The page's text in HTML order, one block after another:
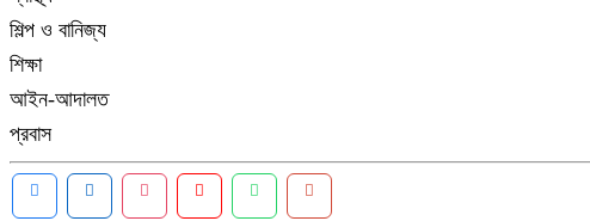
শিল্প ও বানিজ্য
শিক্ষা
আইন-আদালত
প্রবাস